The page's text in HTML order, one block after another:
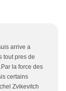
arrive a
tout pres de
la force des
certains
Zvikevitch